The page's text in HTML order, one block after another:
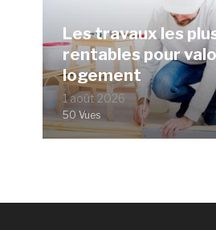
Les travaux les
rentables pour
logement
1 août 2026
50 Vues